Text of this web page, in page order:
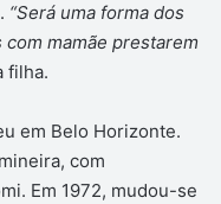
“Será uma forma dos
mamãe prestarem
filha.
em Belo Horizonte.
com
Em 1972, mudou-se